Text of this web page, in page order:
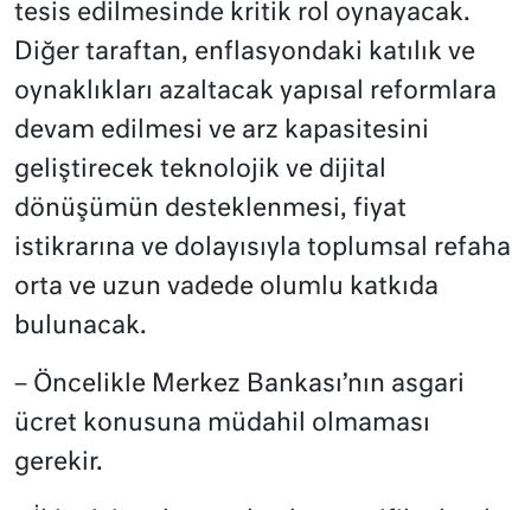
tesis edilmesinde kritik rol oynayacak.
Diğer taraftan, enflasyondaki katılık ve
oynaklıkları azaltacak yapısal reformlara
devam edilmesi ve arz kapasitesini
geliştirecek teknolojik ve dijital
dönüşümün desteklenmesi, fiyat
istikrarına ve dolayısıyla toplumsal refaha
orta ve uzun vadede olumlu katkıda
bulunacak.
– Öncelikle Merkez Bankası’nın asgari
ücret konusuna müdahil olmaması
gerekir.